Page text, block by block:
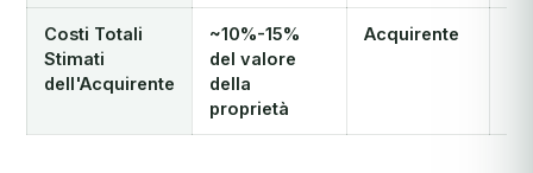
Costi Totali
Stimati
dell'Acquirente
~10%-15%
del valore
della
proprietà
Acquirente